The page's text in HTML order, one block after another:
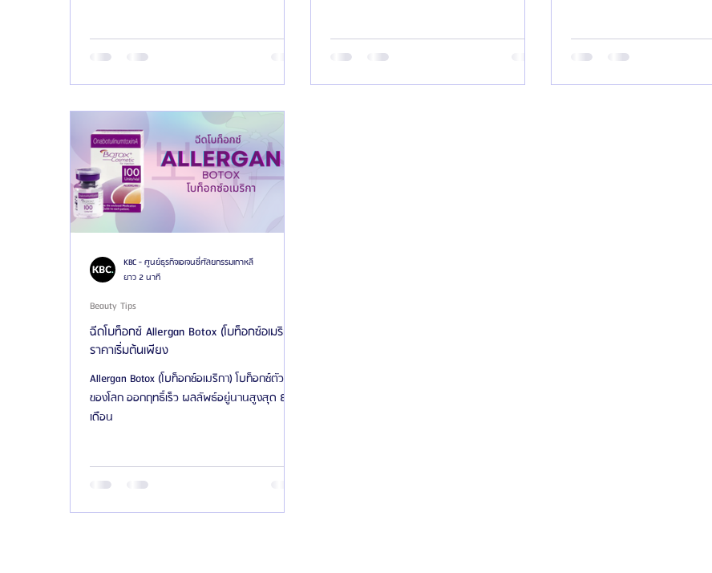
ฉีดโบท็อกซ์ Allergan Botox (โบท็อกซ์อเมริกา)
ราคาเริ่มต้นเพียง
Allergan Botox (โบท็อกซ์อเมริกา) โบท็อกซ์ตัวแรก
ของโลก ออกฤทธิ์เร็ว ผลลัพธ์อยู่นานสูงสุด 8
เดือน
Beauty Tips
KBC - ศูนย์ธุรกิจเอเจนซี่ศัลยกรรมเกาหลี
ยาว 2 นาที